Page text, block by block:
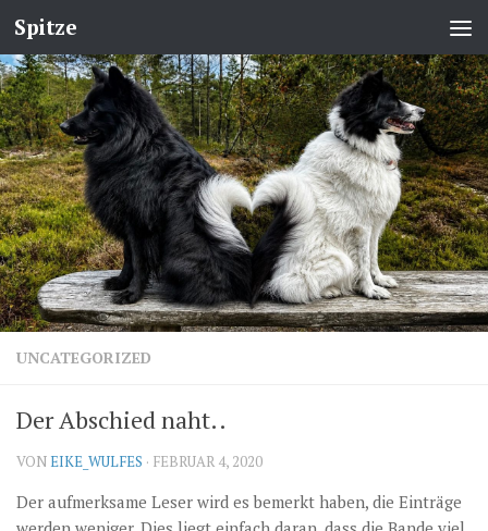
Spitze
UNCATEGORIZED
Der Abschied naht..
VONEIKE_WULFES · FEBRUAR 4, 2020
Der aufmerksame Leser wird es bemerkt haben, die Einträge